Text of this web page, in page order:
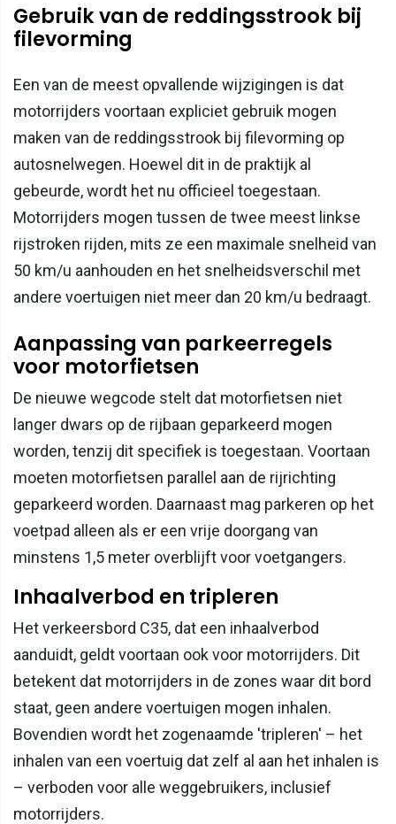
Gebruik van de reddingsstrook bij
filevorming
Een van de meest opvallende wijzigingen is dat
motorrijders voortaan expliciet gebruik mogen
maken van de reddingsstrook bij filevorming op
autosnelwegen. Hoewel dit in de praktijk al
gebeurde, wordt het nu officieel toegestaan.
Motorrijders mogen tussen de twee meest linkse
rijstroken rijden, mits ze een maximale snelheid van
50 km/u aanhouden en het snelheidsverschil met
andere voertuigen niet meer dan 20 km/u bedraagt.
Aanpassing van parkeerregels
voor motorfietsen
De nieuwe wegcode stelt dat motorfietsen niet
langer dwars op de rijbaan geparkeerd mogen
worden, tenzij dit specifiek is toegestaan. Voortaan
moeten motorfietsen parallel aan de rijrichting
geparkeerd worden. Daarnaast mag parkeren op het
voetpad alleen als er een vrije doorgang van
minstens 1,5 meter overblijft voor voetgangers.
Inhaalverbod en tripleren
Het verkeersbord C35, dat een inhaalverbod
aanduidt, geldt voortaan ook voor motorrijders. Dit
betekent dat motorrijders in de zones waar dit bord
staat, geen andere voertuigen mogen inhalen.
Bovendien wordt het zogenaamde 'tripleren' – het
inhalen van een voertuig dat zelf al aan het inhalen is
– verboden voor alle weggebruikers, inclusief
motorrijders.